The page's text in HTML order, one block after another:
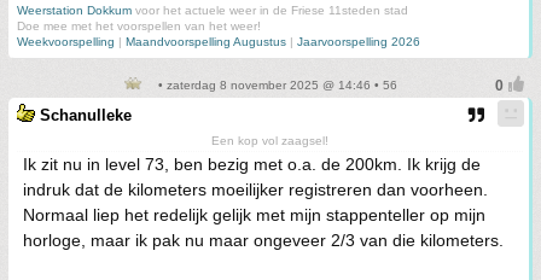
Weerstation Dokkum voor het actuele weer in de Friese 11steden stad
Doe mee met het voorspellen van het weer!
Weekvoorspelling | Maandvoorspelling Augustus | Jaarvoorspelling 2026
• zaterdag 8 november 2025 @ 14:46 • 56
Schanulleke
Een kop vol zaagsel!
Ik zit nu in level 73, ben bezig met o.a. de 200km. Ik krijg de
indruk dat de kilometers moeilijker registreren dan voorheen.
Normaal liep het redelijk gelijk met mijn stappenteller op mijn
horloge, maar ik pak nu maar ongeveer 2/3 van die kilometers.